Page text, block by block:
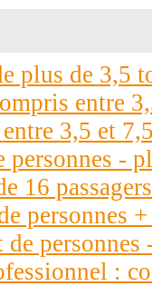
plus de 3,5
entre
3,5 et
-
16
personnes
personnes
: